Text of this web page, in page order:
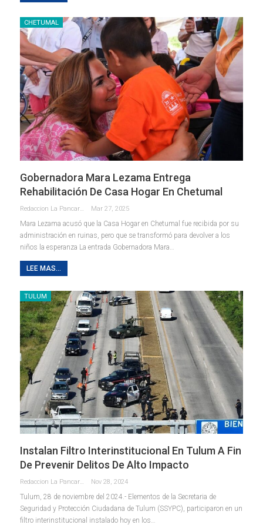
CHETUMAL
Gobernadora Mara Lezama Entrega
Rehabilitación De Casa Hogar En Chetumal
Mar 27, 2025
Mara Lezama acusó que la Casa Hogar en Chetumal fue recibida por su
administración en ruinas, pero que se transformó para devolver a los
niños la esperanza La entrada Gobernadora Mara…
LEE MAS...
TULUM
Instalan Filtro Interinstitucional En Tulum A Fin
De Prevenir Delitos De Alto Impacto
Redaccion La Pancarta De Quintana Roo Nov 28, 2024
Tulum, 28 de noviembre del 2024.- Elementos de la Secretaria de
Seguridad y Protección Ciudadana de Tulum (SSYPC), participaron en un
filtro interinstitucional instalado hoy en los